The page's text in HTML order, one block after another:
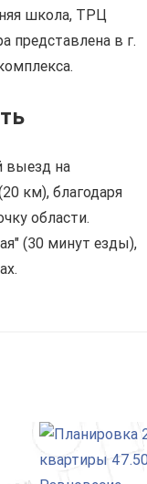
школа, ТРЦ
представлена в г.
выезд на
км), благодаря
области.
(30 минут езды),